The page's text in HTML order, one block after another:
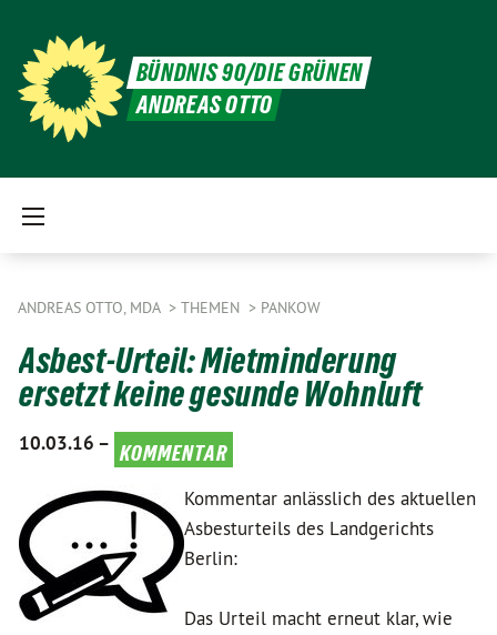
BÜNDNIS 90/DIE GRÜNEN
ANDREAS OTTO
ANDREAS OTTO, MDA THEMEN PANKOW
Asbest-Urteil: Mietminderung
ersetzt keine gesunde Wohnluft
10.03.16 – kommentar
Kommentar anlässlich des aktuellen
Asbesturteils des Landgerichts
Berlin:
Das Urteil macht erneut klar, wie